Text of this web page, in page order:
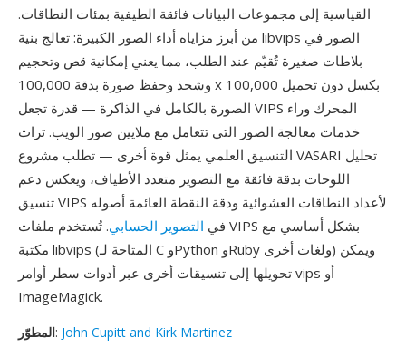
القياسية إلى مجموعات البيانات فائقة الطيفية بمئات النطاقات.
من أبرز مزاياه أداء الصور الكبيرة: تعالج بنية libvips الصور في
بلاطات صغيرة تُقيّم عند الطلب، مما يعني إمكانية قص وتحجيم
وشحذ وحفظ صورة بدقة 100,000 x 100,000 بكسل دون تحميل
الصورة بالكامل في الذاكرة — قدرة تجعل VIPS المحرك وراء
خدمات معالجة الصور التي تتعامل مع ملايين صور الويب. تراث
التنسيق العلمي يمثل قوة أخرى — تطلب مشروع VASARI تحليل
اللوحات بدقة فائقة مع التصوير متعدد الأطياف، ويعكس دعم
تنسيق VIPS لأعداد النطاقات العشوائية ودقة النقطة العائمة أصوله
في التصوير الحسابي. تُستخدم ملفات VIPS بشكل أساسي مع
مكتبة libvips (المتاحة لـ C وPython وRuby ولغات أخرى) ويمكن
تحويلها إلى تنسيقات أخرى عبر أدوات سطر أوامر vips أو
ImageMagick.
المطوّر: John Cupitt and Kirk Martinez